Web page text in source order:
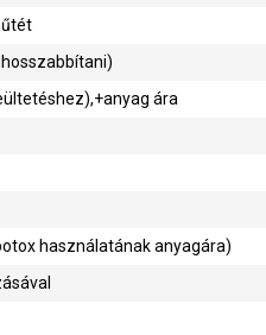
ára
használatának anyagára)